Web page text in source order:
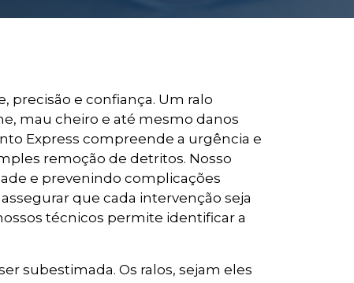
precisão e confiança. Um ralo
mau cheiro e até mesmo danos
Express compreende a urgência e
remoção de detritos. Nosso
e prevenindo complicações
que cada intervenção seja
técnicos permite identificar a
subestimada. Os ralos, sejam eles